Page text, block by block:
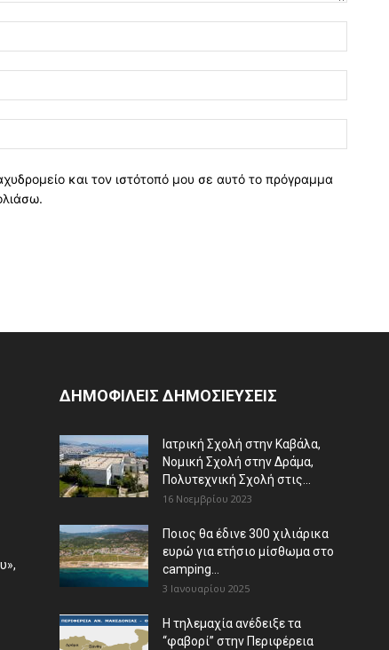
και τον ιστότοπό μου σε αυτό το πρόγραμμα
ΔΗΜΟΦΙΛΕΙΣ ΔΗΜΟΣΙΕΥΣΕΙΣ
Ιατρική Σχολή στην Καβάλα,
Νομική Σχολή στην Δράμα,
Πολυτεχνική Σχολή στις...
16 Νοεμβρίου 2023
Ποιος θα έδινε 300 χιλιάρικα
ευρώ για ετήσιο μίσθωμα στο
camping...
3 Ιανουαρίου 2025
Η τηλεμαχία ανέδειξε τα
“φαβορί” στην Περιφέρεια